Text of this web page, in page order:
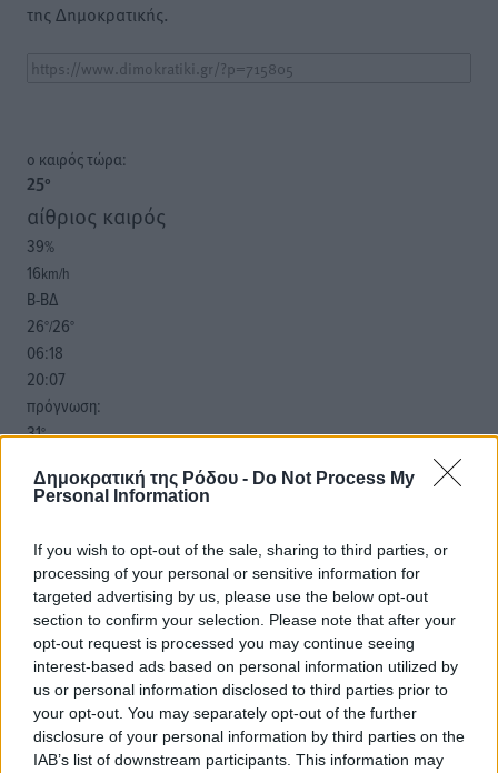
Δημοκρατική της Ρόδου - Do Not Process My
Personal Information
If you wish to opt-out of the sale, sharing to third parties, or
processing of your personal or sensitive information for
targeted advertising by us, please use the below opt-out
section to confirm your selection. Please note that after your
opt-out request is processed you may continue seeing
interest-based ads based on personal information utilized by
us or personal information disclosed to third parties prior to
your opt-out. You may separately opt-out of the further
disclosure of your personal information by third parties on the
IAB’s list of downstream participants. This information may
της Δημοκρατικής.
o καιρός τώρα:
25°
αίθριος καιρός
39%
16km/h
Β-ΒΔ
26°/26°
06:18
20:07
πρόγνωση:
31°
28°
29
ΔΕ
29°
ΤΡ